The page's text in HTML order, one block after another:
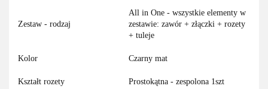
Zestaw - rodzaj
All in One - wszystkie elementy w
zestawie: zawór + złączki + rozety
+ tuleje
Kolor Czarny mat
Kształt rozety Prostokątna - zespolona 1szt